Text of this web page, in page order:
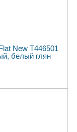
New T446501
белый глян